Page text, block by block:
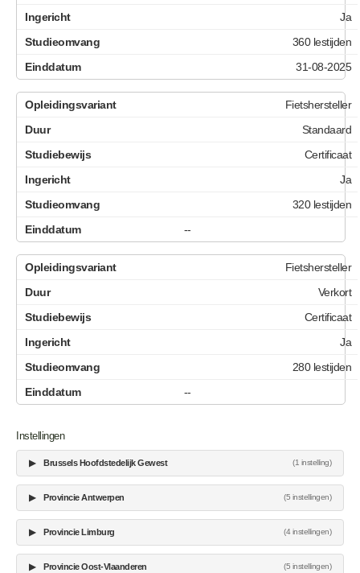
Ja
360 lestijden
31-08-2025
Fietshersteller
Standaard
Certificaat
Ja
320 lestijden
--
Fietshersteller
Verkort
Certificaat
Ja
280 lestijden
--
Instellingen
▶ Brussels Hoofdstedelijk Gewest (1 instelling)
▶ Provincie Antwerpen (5 instellingen)
▶ Provincie Limburg (4 instellingen)
▶ Provincie Oost-Vlaanderen (5 instellingen)